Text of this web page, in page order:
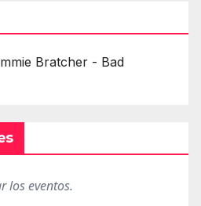
Bratcher - Bad